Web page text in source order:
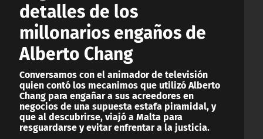
detalles de los
millonarios engaños de
Alberto Chang
Conversamos con el animador de televisión
quien contó los mecanimos que utilizó Alberto
Chang para engañar a sus acreedores en
negocios de una supuesta estafa piramidal, y
que al descubrirse, viajó a Malta para
resguardarse y evitar enfrentar a la justicia.